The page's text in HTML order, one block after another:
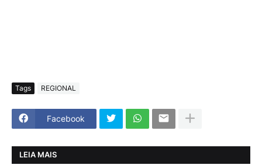
Tags REGIONAL
Facebook
LEIA MAIS